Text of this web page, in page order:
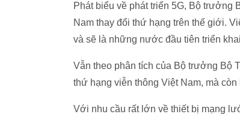
Phát biểu về phát triển 5G, Bộ trưởng
Nam thay đổi thứ hạng trên thế giới.
và sẽ là những nước đầu tiên triển
Vẫn theo phân tích của Bộ trưởng Bộ
thứ hạng viễn thông Việt Nam, mà
Với nhu cầu rất lớn về thiết bị mạng